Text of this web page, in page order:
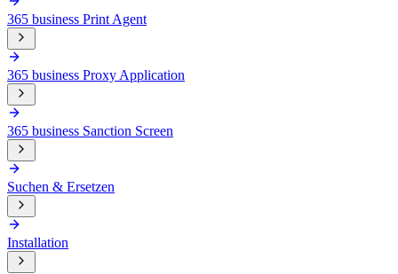
365 business Print Agent
365 business Proxy Application
365 business Sanction Screen
Suchen & Ersetzen
Installation